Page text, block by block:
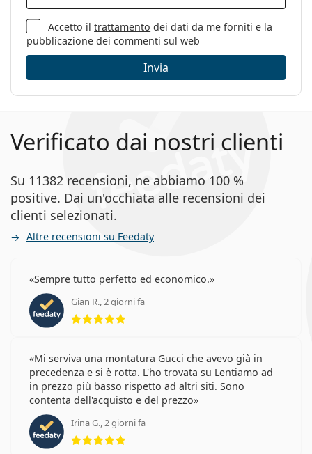
Accetto iltrattamento dei dati da me forniti e la
pubblicazione dei commenti sul web
Invia
Verificato dai nostri clienti
Su 11382 recensioni, ne abbiamo 100 %
positive. Dai un'occhiata alle recensioni dei
clienti selezionati.
Altre recensioni su Feedaty
Sempre tutto perfetto ed economico.
Gian R., 2 giorni fa
Mi serviva una montatura Gucci che avevo già in
precedenza e si è rotta. L'ho trovata su Lentiamo ad
in prezzo più basso rispetto ad altri siti. Sono
contenta dell'acquisto e del prezzo
Irina G., 2 giorni fa